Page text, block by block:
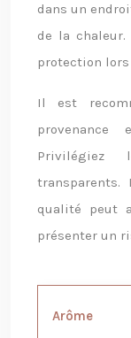
dans un
de la
protection
Il est
Privilégiez
transparents.
qualité peut
présenter un
Arôme